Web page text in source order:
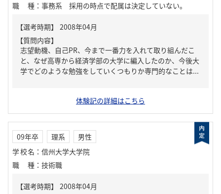
職種 ： 事務系 採用の時点で配属は決定していない。
【質問内容】
志望動機、自己PR、今まで一番力を入れて取り組んだこ
と、なぜ高専から経済学部の大学に編入したのか、今後大
学でどのような勉強をしていくつもりか専門的なことは...
体験記の詳細はこちら
09年卒 理系
男性
学校名 ： 信州大学大学院
職種 ： 技術職